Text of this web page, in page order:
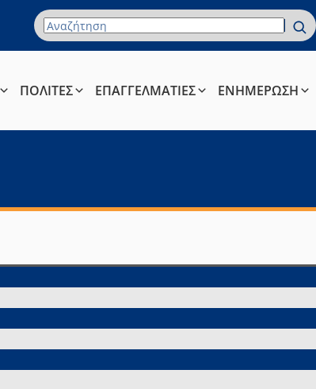
Όρος Αναζήτησης
ΠΟΛΙΤΕΣ ΕΠΑΓΓΕΛΜΑΤΙΕΣ ΕΝΗΜΕΡΩΣΗ